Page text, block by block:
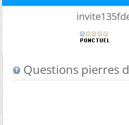
Questions pierres